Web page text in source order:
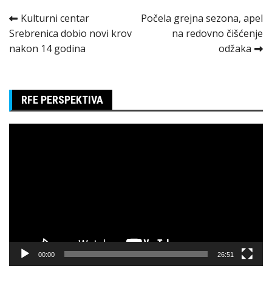
Kretanje
članka
Kulturni centar
Srebrenica dobio novi krov
nakon 14 godina
Počela grejna sezona, apel
na redovno čišćenje
odžaka
RFE PERSPEKTIVA
00:00 26:51